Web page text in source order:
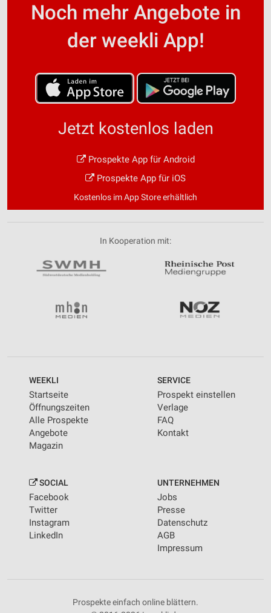
Noch mehr Angebote in
der weekli App!
Jetzt kostenlos laden
Prospekte App für Android
Prospekte App für iOS
Kostenlos im App Store erhältlich
In Kooperation mit:
WEEKLI
Startseite
Öffnungszeiten
Alle Prospekte
Angebote
Magazin
SERVICE
Prospekt einstellen
Verlage
FAQ
Kontakt
SOCIAL
Facebook
Twitter
Instagram
LinkedIn
UNTERNEHMEN
Jobs
Presse
Datenschutz
AGB
Impressum
Prospekte einfach online blättern.